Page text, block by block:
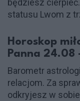
będziesz
statusu Lwom z
Horoskop
Panna 24.08
Barometr
relacjom. Za
odkryjesz w